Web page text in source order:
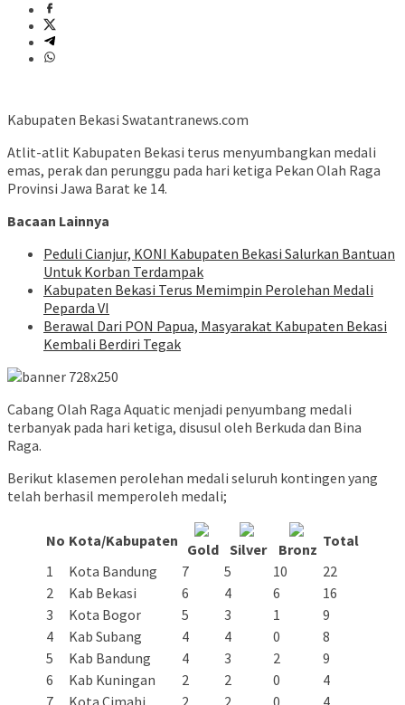
Kabupaten Bekasi Swatantranews.com
Atlit-atlit Kabupaten Bekasi terus menyumbangkan medali
emas, perak dan perunggu pada hari ketiga Pekan Olah Raga
Provinsi Jawa Barat ke 14.
Bacaan Lainnya
Peduli Cianjur, KONI Kabupaten Bekasi Salurkan Bantuan
Untuk Korban Terdampak
Kabupaten Bekasi Terus Memimpin Perolehan Medali
Peparda VI
Berawal Dari PON Papua, Masyarakat Kabupaten Bekasi
Kembali Berdiri Tegak
Cabang Olah Raga Aquatic menjadi penyumbang medali
terbanyak pada hari ketiga, disusul oleh Berkuda dan Bina
Raga.
Berikut klasemen perolehan medali seluruh kontingen yang
telah berhasil memperoleh medali;
No Kota/Kabupaten Gold Silver Bronz Total
1
Kota Bandung 7 5 10
22
2
Kab Bekasi 6 4 6
16
3
Kota Bogor 5 3 1
9
4
Kab Subang 4 4 0
8
5
Kab Bandung 4 3 2
9
6
Kab Kuningan 2 2 0
4